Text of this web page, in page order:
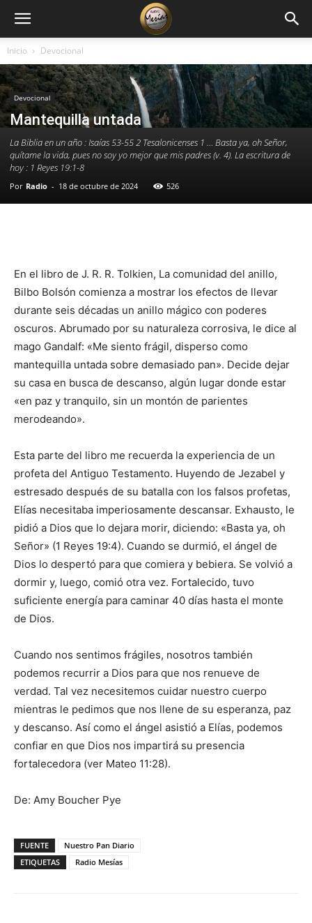
Inicio Devocional
Devocional
Mantequilla untada
La Biblia en un año : Isaías 53-55 2 Tesalonicenses 1 … Basta ya, oh Señor,
quítame la vida, pues no soy yo mejor que mis padres (v. 4). La escritura de
hoy : 1 Reyes 19:1-8
Por Radio - 18 de octubre de 2024 526
En el libro de J. R. R. Tolkien, La comunidad del anillo,
Bilbo Bolsón comienza a mostrar los efectos de llevar
durante seis décadas un anillo mágico con poderes
oscuros. Abrumado por su naturaleza corrosiva, le dice al
mago Gandalf: «Me siento frágil, disperso como
mantequilla untada sobre demasiado pan». Decide dejar
su casa en busca de descanso, algún lugar donde estar
«en paz y tranquilo, sin un montón de parientes
merodeando».
Esta parte del libro me recuerda la experiencia de un
profeta del Antiguo Testamento. Huyendo de Jezabel y
estresado después de su batalla con los falsos profetas,
Elías necesitaba imperiosamente descansar. Exhausto, le
pidió a Dios que lo dejara morir, diciendo: «Basta ya, oh
Señor» (1 Reyes 19:4). Cuando se durmió, el ángel de
Dios lo despertó para que comiera y bebiera. Se volvió a
dormir y, luego, comió otra vez. Fortalecido, tuvo
suficiente energía para caminar 40 días hasta el monte
de Dios.
Cuando nos sentimos frágiles, nosotros también
podemos recurrir a Dios para que nos renueve de
verdad. Tal vez necesitemos cuidar nuestro cuerpo
mientras le pedimos que nos llene de su esperanza, paz
y descanso. Así como el ángel asistió a Elías, podemos
confiar en que Dios nos impartirá su presencia
fortalecedora (ver Mateo 11:28).
De: Amy Boucher Pye
FUENTE
Nuestro Pan Diario
ETIQUETAS
Radio Mesías